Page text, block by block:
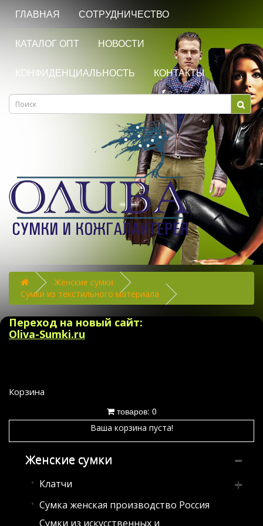
ГЛАВНАЯ СОТРУДНИЧЕСТВО
КАТАЛОГ ОПТ НОВОСТИ
КОНФИДЕНЦИАЛЬНОСТЬ КОНТАКТЫ
Женские сумки
Сумки из текстильного материала
Переход на новый сайт:
Oliva-Sumki.ru
Корзина
товаров: 0
Ваша корзина пуста!
Женские сумки
Клатчи
Клатчи из искусственных и
Сумка женская производство Россия
Сумки из искусственных и